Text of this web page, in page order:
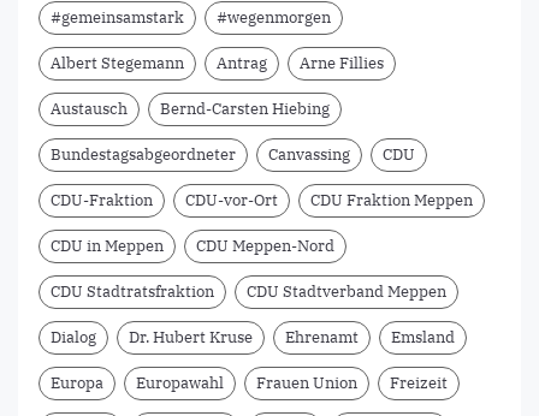
#gemeinsamstark #wegenmorgen
Albert Stegemann Antrag Arne Fillies
Austausch Bernd-Carsten Hiebing
Bundestagsabgeordneter Canvassing CDU
CDU-Fraktion CDU-vor-Ort CDU Fraktion Meppen
CDU in Meppen CDU Meppen-Nord
CDU Stadtratsfraktion CDU Stadtverband Meppen
Dialog Dr. Hubert Kruse Ehrenamt Emsland
Europa Europawahl Frauen Union Freizeit